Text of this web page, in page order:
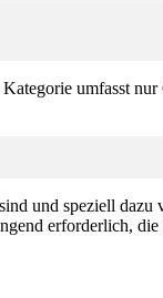
umfasst
und speziell
erforderlich,